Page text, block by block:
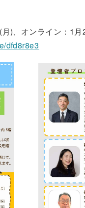
)、オンライン：1月
dfd8r8e3